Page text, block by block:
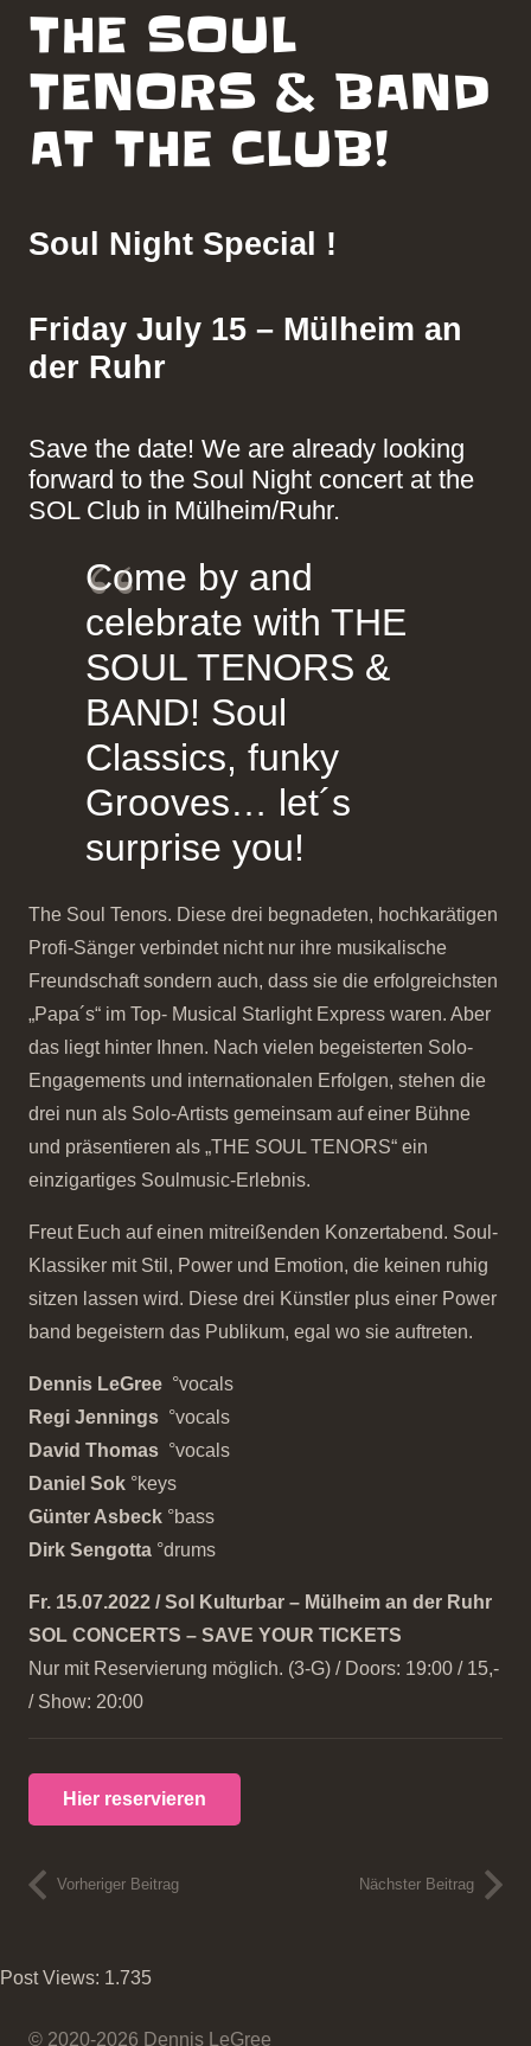
THE SOUL
TENORS & BAND
AT THE CLUB!
Soul Night Special !
Friday July 15 – Mülheim an
der Ruhr
Save the date! We are already looking
forward to the Soul Night concert at the
SOL Club in Mülheim/Ruhr.
Come by and
celebrate with THE
SOUL TENORS &
BAND! Soul
Classics, funky
Grooves… let´s
surprise you!
The Soul Tenors. Diese drei begnadeten, hochkarätigen
Profi-Sänger verbindet nicht nur ihre musikalische
Freundschaft sondern auch, dass sie die erfolgreichsten
„Papa´s“ im Top- Musical Starlight Express waren. Aber
das liegt hinter Ihnen. Nach vielen begeisterten Solo-
Engagements und internationalen Erfolgen, stehen die
drei nun als Solo-Artists gemeinsam auf einer Bühne
und präsentieren als „THE SOUL TENORS“ ein
einzigartiges Soulmusic-Erlebnis.
Freut Euch auf einen mitreißenden Konzertabend. Soul-
Klassiker mit Stil, Power und Emotion, die keinen ruhig
sitzen lassen wird. Diese drei Künstler plus einer Power
band begeistern das Publikum, egal wo sie auftreten.
Dennis LeGree °vocals
Regi Jennings °vocals
David Thomas °vocals
Daniel Sok °keys
Günter Asbeck °bass
Dirk Sengotta °drums
Fr. 15.07.2022 / Sol Kulturbar – Mülheim an der Ruhr
SOL CONCERTS – SAVE YOUR TICKETS
Nur mit Reservierung möglich. (3-G) / Doors: 19:00 / 15,-
/ Show: 20:00
Hier reservieren
Vorheriger Beitrag Nächster Beitrag
Post Views: 1.735
© 2020-2026 Dennis LeGree